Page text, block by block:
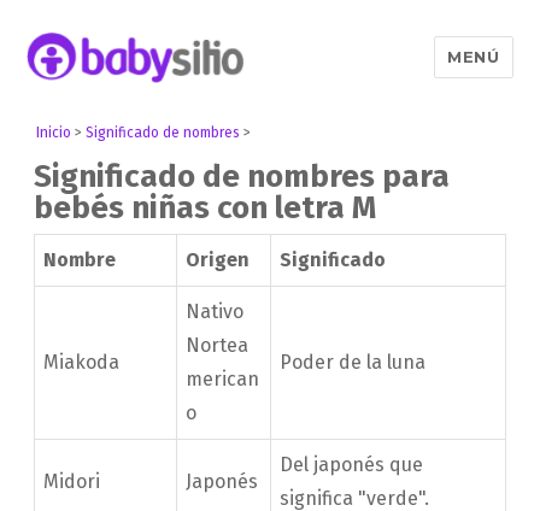
MENÚ
Inicio >Significado de nombres >
Significado de nombres para
bebés niñas con letra M
Nombre Origen Significado
Miakoda
Nativo
Nortea
merican
o
Poder de la luna
Midori Japonés
Del japonés que
significa "verde".